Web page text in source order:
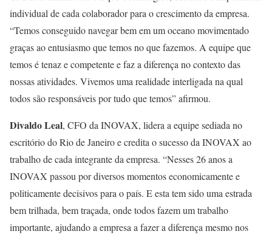
individual de cada colaborador para o crescimento da empresa.
“Temos conseguido navegar bem em um oceano movimentado
graças ao entusiasmo que temos no que fazemos. A equipe que
temos é tenaz e competente e faz a diferença no contexto das
nossas atividades. Vivemos uma realidade interligada na qual
todos são responsáveis por tudo que temos” afirmou.
Divaldo Leal, CFO da INOVAX, lidera a equipe sediada no
escritório do Rio de Janeiro e credita o sucesso da INOVAX ao
trabalho de cada integrante da empresa. “Nesses 26 anos a
INOVAX passou por diversos momentos economicamente e
politicamente decisivos para o país. E esta tem sido uma estrada
bem trilhada, bem traçada, onde todos fazem um trabalho
importante, ajudando a empresa a fazer a diferença mesmo nos